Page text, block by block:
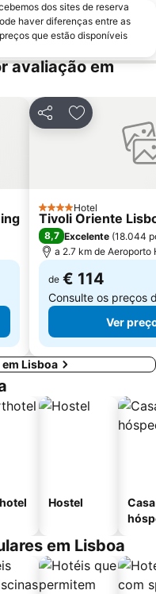
de Albufeira
Beach
de Lisboa
do Oriente
da Ribeira do Cavalo
do Comércio
dos sites de reserva
haver diferenças entre as
que estão disponíveis
avaliação em
PartilharAdicionar
4 Estrelas
Hotel
Tivoli Oriente
8,7 Excelente (18.044
a 2.7 km de Aeroporto
de € 114
Consulte os preços
Ver
Lisboa
Hostel
em Lisboa